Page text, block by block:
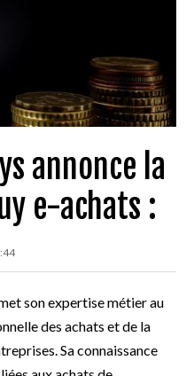
annonce la
e-achats :
son expertise métier au
des achats et de la
Sa connaissance